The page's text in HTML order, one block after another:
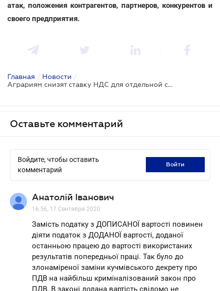
атак, положения контрагентов, партнеров, конкурентов и
своего предприятия.
Главная / Новости /
Аграриям снизят ставку НДС для отдельной с/х продукции
Оставьте комментарий
Войдите, чтобы оставить
комментарий
войти
Анатолій Іванович
16.56, 17 Сентября 2020
Замість податку з ДОПИСАНОЇ вартості повинен
діяти податок з ДОДАНОЇ вартості, доданої
останньою працею до вартості використаних
результатів попередньої праці. Так було до
злонаміреної заміни кучмівського декрету про
ПДВ на найбільш криміналізований закон про
ПДВ. В законі додана вартість свідомо не